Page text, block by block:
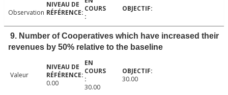
Observation
9. Number of Cooperatives which have increased their
revenues by 50% relative to the baseline
Valeur
0.00
30.00
30.00